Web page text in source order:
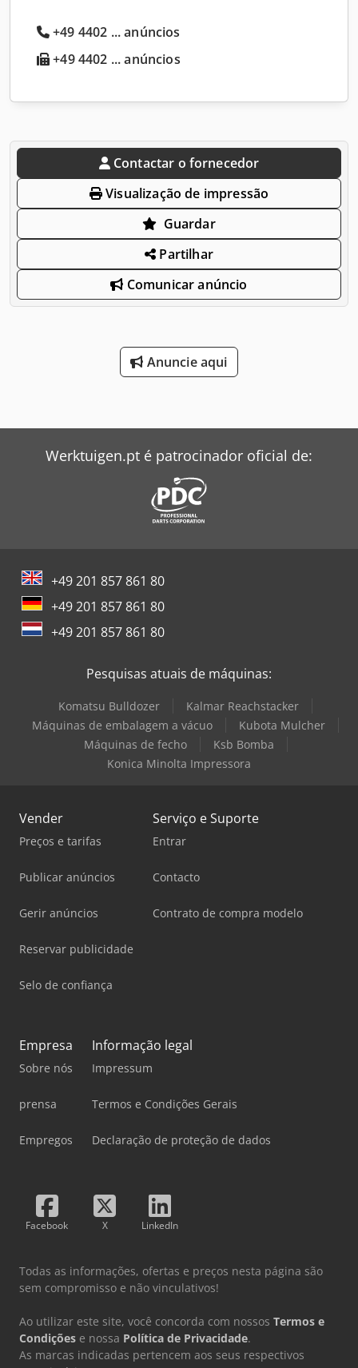
+49 4402 ... anúncios
+49 4402 ... anúncios
Contactar o fornecedor
Visualização de impressão
Guardar
Partilhar
Comunicar anúncio
Anuncie aqui
Werktuigen.pt é patrocinador oficial de:
+49 201 857 861 80
+49 201 857 861 80
+49 201 857 861 80
Pesquisas atuais de máquinas:
Komatsu Bulldozer
Kalmar Reachstacker
Máquinas de embalagem a vácuo
Kubota Mulcher
Máquinas de fecho
Ksb Bomba
Konica Minolta Impressora
Vender
Preços e tarifas
Publicar anúncios
Gerir anúncios
Reservar publicidade
Selo de confiança
Serviço e Suporte
Entrar
Contacto
Contrato de compra modelo
Empresa
Sobre nós
prensa
Empregos
Informação legal
Impressum
Termos e Condições Gerais
Declaração de proteção de dados
Facebook X LinkedIn
Todas as informações, ofertas e preços nesta página são
sem compromisso e não vinculativos!
Ao utilizar este site, você concorda com nossos Termos e
Condições e nossa Política de Privacidade.
As marcas indicadas pertencem aos seus respectivos